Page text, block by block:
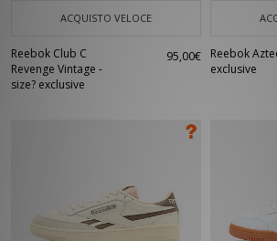
ACQUISTO VELOCE
Reebok Club C
Revenge Vintage -
size? exclusive
95,00€
Reebok
exclusive